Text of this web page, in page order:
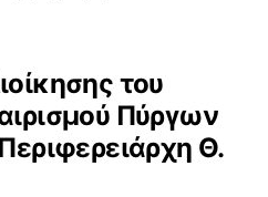
του
Πύργων
Θ.